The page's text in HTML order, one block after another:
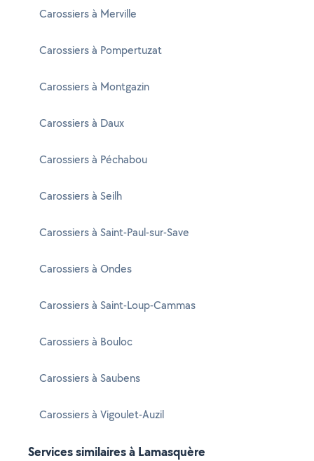
Carossiers à Merville
Carossiers à Pompertuzat
Carossiers à Montgazin
Carossiers à Daux
Carossiers à Péchabou
Carossiers à Seilh
Carossiers à Saint-Paul-sur-Save
Carossiers à Ondes
Carossiers à Saint-Loup-Cammas
Carossiers à Bouloc
Carossiers à Saubens
Carossiers à Vigoulet-Auzil
Services similaires à Lamasquère